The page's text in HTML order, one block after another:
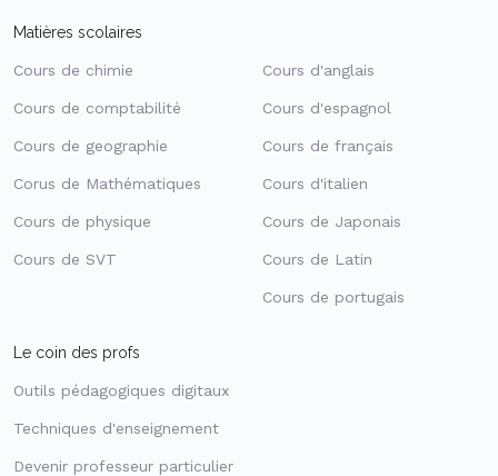
Matières scolaires
Cours de chimie
Cours de comptabilité
Cours de geographie
Corus de Mathématiques
Cours de physique
Cours de SVT
Cours d'anglais
Cours d'espagnol
Cours de français
Cours d'italien
Cours de Japonais
Cours de Latin
Cours de portugais
Le coin des profs
Outils pédagogiques digitaux
Techniques d'enseignement
Devenir professeur particulier